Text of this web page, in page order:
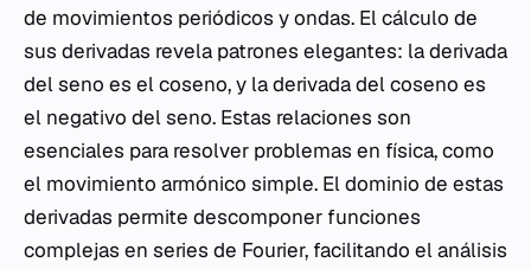
de movimientos periódicos y ondas. El cálculo de
sus derivadas revela patrones elegantes: la derivada
del seno es el coseno, y la derivada del coseno es
el negativo del seno. Estas relaciones son
esenciales para resolver problemas en física, como
el movimiento armónico simple. El dominio de estas
derivadas permite descomponer funciones
complejas en series de Fourier, facilitando el análisis